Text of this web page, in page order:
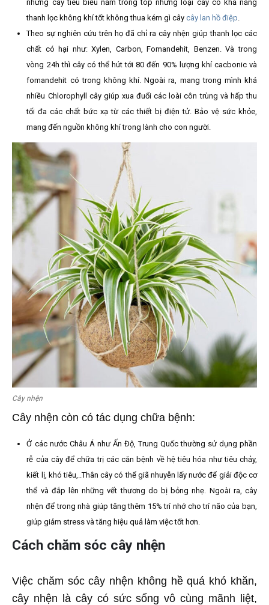
những cây tiêu biểu nằm trong top những loại cây có khả năng
thanh lọc không khí tốt không thua kém gì câycây lan hồ điệp.
Theo sự nghiên cứu trên họ đã chỉ ra cây nhện giúp thanh lọc các
chất có hại như: Xylen, Carbon, Fomandehit, Benzen. Và trong
vòng 24h thì cây có thể hút tới 80 đến 90% lượng khí cacbonic và
fomandehit có trong không khí. Ngoài ra, mang trong mình khá
nhiều Chlorophyll cây giúp xua đuổi các loài côn trùng và hấp thu
tối đa các chất bức xạ từ các thiết bị điện tử. Bảo vệ sức khỏe,
mang đến nguồn không khí trong lành cho con người.
Cây nhện
Cây nhện còn có tác dụng chữa bệnh:
Ở các nước Châu Á như Ấn Độ, Trung Quốc thường sử dụng phần
rễ của cây để chữa trị các căn bệnh về hệ tiêu hóa như tiêu chảy,
kiết lị, khó tiêu,..Thân cây có thể giã nhuyễn lấy nước để giải độc cơ
thể và đắp lên những vết thương do bị bỏng nhẹ. Ngoài ra, cây
nhện để trong nhà giúp tăng thêm 15% trí nhớ cho trí não của bạn,
giúp giảm stress và tăng hiệu quả làm việc tốt hơn.
Cách chăm sóc cây nhện
Việc chăm sóc cây nhện không hề quá khó khăn,
cây nhện là cây có sức sống vô cùng mãnh liệt,